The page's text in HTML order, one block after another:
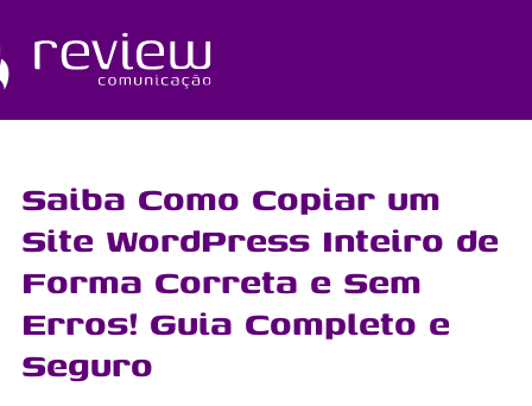
o
conteúdo
Saiba Como Copiar um
Site WordPress Inteiro de
Forma Correta e Sem
Erros! Guia Completo e
Seguro